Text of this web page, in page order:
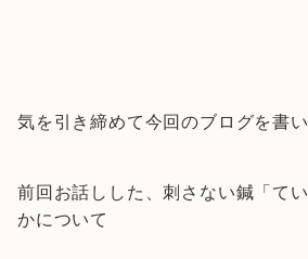
気を引き締めて今回のブログを書い
前回お話しした、刺さない鍼「て
かについて